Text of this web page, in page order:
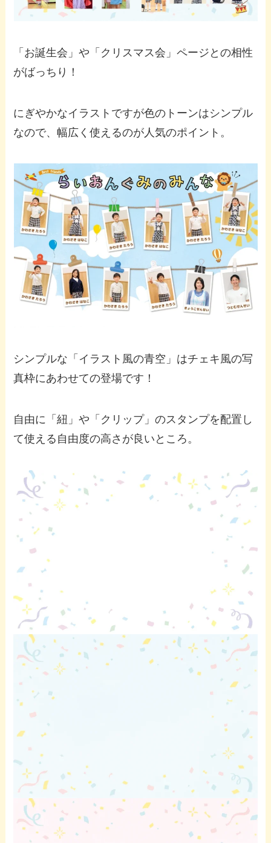
「お誕生会」や「クリスマス会」ページとの相性
がばっちり！
にぎやかなイラストですが色のトーンはシンプル
なので、幅広く使えるのが人気のポイント。
シンプルな「イラスト風の青空」はチェキ風の写
真枠にあわせての登場です！
自由に「紐」や「クリップ」のスタンプを配置し
て使える自由度の高さが良いところ。